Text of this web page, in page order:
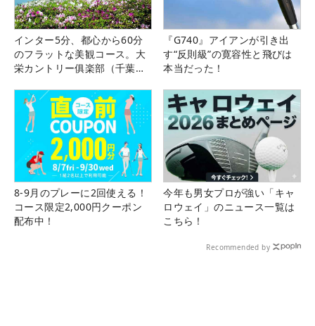
インター5分、都心から60分
のフラットな美観コース。大
栄カントリー俱楽部（千葉
『G740』アイアンが引き出
す“反則級”の寛容性と飛びは
本当だった！
8-9月のプレーに2回使える！
コース限定2,000円クーポン
配布中！
今年も男女プロが強い「キャ
ロウェイ」のニュース一覧は
こちら！
Recommended by